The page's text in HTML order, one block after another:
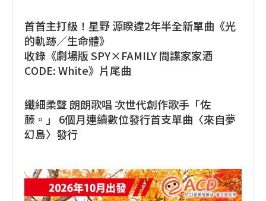
首首主打級！星野 源睽違2年半全新單曲《光
的軌跡／生命體》
收錄《劇場版 SPY×FAMILY 間諜家家酒
CODE: White》片尾曲
纖細柔聲 朗朗歌唱 次世代創作歌手「佐
藤。」 6個月連續數位發行首支單曲〈來自夢
幻島〉發行